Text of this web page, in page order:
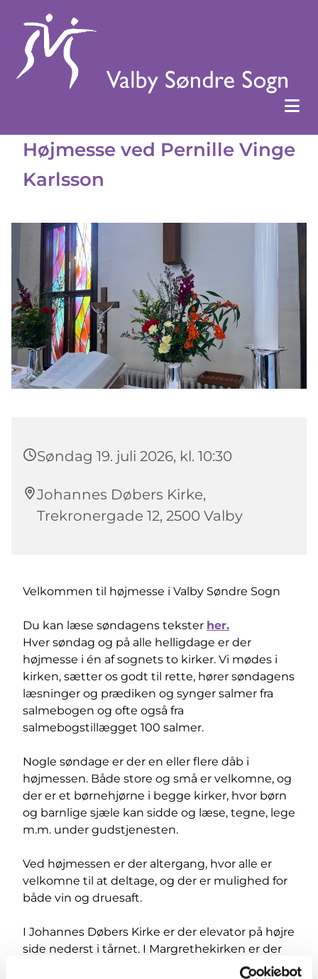
Højmesse ved Pernille Vinge
Karlsson
Søndag 19. juli 2026, kl. 10:30
Johannes Døbers Kirke,
Trekronergade 12, 2500 Valby
Velkommen til højmesse i Valby Søndre Sogn
Du kan læse søndagens tekster her.
Hver søndag og på alle helligdage er der
højmesse i én af sognets to kirker. Vi mødes i
kirken, sætter os godt til rette, hører søndagens
læsninger og prædiken og synger salmer fra
salmebogen og ofte også fra
salmebogstillægget 100 salmer.
Nogle søndage er der en eller flere dåb i
højmessen. Både store og små er velkomne, og
der er et børnehjørne i begge kirker, hvor børn
og barnlige sjæle kan sidde og læse, tegne, lege
m.m. under gudstjenesten.
Ved højmessen er der altergang, hvor alle er
velkomne til at deltage, og der er mulighed for
både vin og druesaft.
I Johannes Døbers Kirke er der elevator på højre
side nederst i tårnet. I Margrethekirken er der
umiddelbar adgang til kirkerummet. Der er